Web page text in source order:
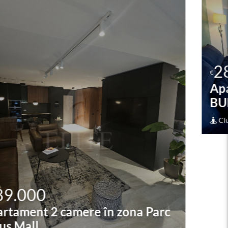
287.000
Apartament 3 camere în zona
BUNA ZIUA
Cluj-Napoca, BUNA ZIUA